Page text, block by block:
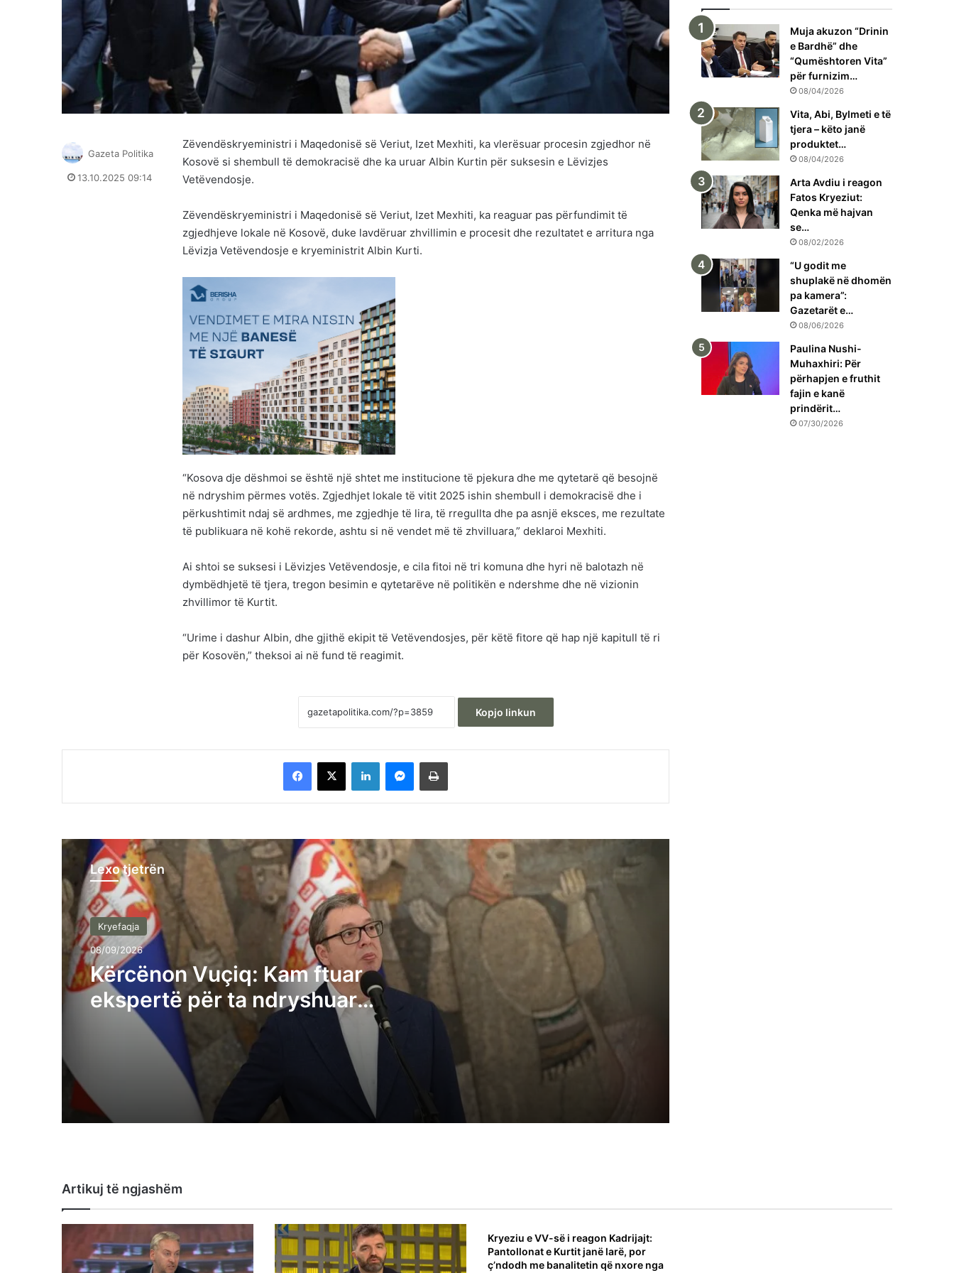
Zëvendëskryeministri i Maqedonisë së Veriut, Izet Mexhiti, ka vlerësuar procesin zgjedhor në
Kosovë si shembull të demokracisë dhe ka uruar Albin Kurtin për suksesin e Lëvizjes
Vetëvendosje.
Zëvendëskryeministri i Maqedonisë së Veriut, Izet Mexhiti, ka reaguar pas përfundimit të
zgjedhjeve lokale në Kosovë, duke lavdëruar zhvillimin e procesit dhe rezultatet e arritura nga
Lëvizja Vetëvendosje e kryeministrit Albin Kurti.
“Kosova dje dëshmoi se është një shtet me institucione të pjekura dhe me qytetarë që besojnë
në ndryshim përmes votës. Zgjedhjet lokale të vitit 2025 ishin shembull i demokracisë dhe i
përkushtimit ndaj së ardhmes, me zgjedhje të lira, të rregullta dhe pa asnjë eksces, me rezultate
të publikuara në kohë rekorde, ashtu si në vendet më të zhvilluara,” deklaroi Mexhiti.
Ai shtoi se suksesi i Lëvizjes Vetëvendosje, e cila fitoi në tri komuna dhe hyri në balotazh në
dymbëdhjetë të tjera, tregon besimin e qytetarëve në politikën e ndershme dhe në vizionin
zhvillimor të Kurtit.
“Urime i dashur Albin, dhe gjithë ekipit të Vetëvendosjes, për këtë fitore që hap një kapitull të ri
për Kosovën,” theksoi ai në fund të reagimit.
Kopjo linkun
Gazeta Politika
13.10.2025 09:14
Facebook
X LinkedInMessengerPrintoje
Lexo tjetrën
Kryefaqja
08/09/2026
Kërcënon Vuçiq: Kam ftuar
ekspertë për ta ndryshuar
rrjedhën e Ibrit, po malltretojnë
popullin tonë – të shohim si do
sillen shqiptarët
Kërcënon Vuçiq: Kam ftuar ekspertë për ta
ndryshuar rrjedhën e Ibrit, po malltretojnë
popullin tonë – të shohim si do sillen
shqiptarët
Enver Hoxhaj: PDK-ja nuk merr pjesë në
takime, as nuk lodhemi çfarë shkruan Albin
Kurti
Zelensky tha në Serbi se Ukraina nuk e
njeh Kosovën, largohet flamuri ukrainas nga
Hotel Grand
Arben Gashi: Marrëveshja me VV-në
pothuajse e pamundur – pushteti të ndahet
3 me 1, Presidenti t’i takojë LDK-së
Flaka Surroi: Jemi në krizë të thellë politike,
era zgjedhje në dhjetor
Muja akuzon “Drinin
e Bardhë” dhe
“Qumështoren Vita”
për furnizim…
08/04/2026
Vita, Abi, Bylmeti e të
tjera – këto janë
produktet…
08/04/2026
Arta Avdiu i reagon
Fatos Kryeziut:
Qenka më hajvan
se…
08/02/2026
“U godit me
shuplakë në dhomën
pa kamera”:
Gazetarët e…
08/06/2026
Paulina Nushi-
Muhaxhiri: Për
përhapjen e fruthit
fajin e kanë
prindërit…
07/30/2026
Artikuj të ngjashëm
Kryeziu e VV-së i reagon Kadrijajt:
Pantollonat e Kurtit janë larë, por
ç’ndodh me banalitetin që nxore nga